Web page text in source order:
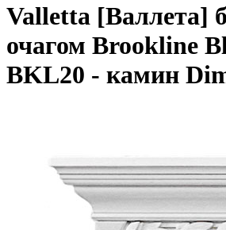
Valletta [Валлета]
очагом Brookline
BKL20 - камин